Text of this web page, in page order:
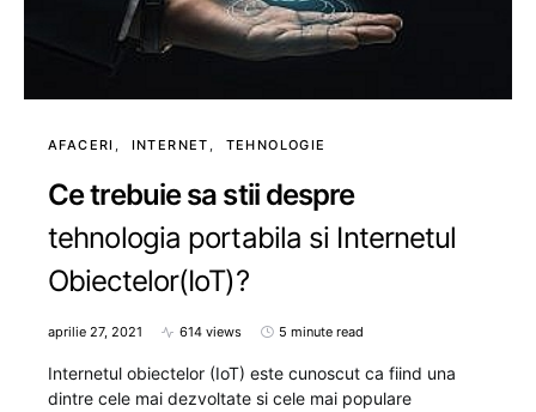
AFACERI INTERNET TEHNOLOGIE
Ce trebuie sa stii despre
tehnologia portabila si Internetul
Obiectelor(IoT)?
aprilie 27, 2021 614 views 5 minute read
Internetul obiectelor (IoT) este cunoscut ca fiind una
dintre cele mai dezvoltate si cele mai populare